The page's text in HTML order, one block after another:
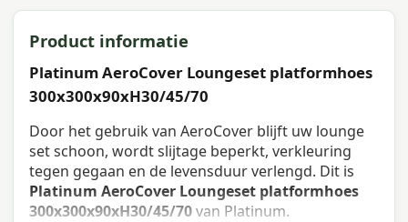
Product informatie
Platinum AeroCover Loungeset platformhoes
300x300x90xH30/45/70
Door het gebruik van AeroCover blijft uw lounge
set schoon, wordt slijtage beperkt, verkleuring
tegen gegaan en de levensduur verlengd. Dit is
Platinum AeroCover Loungeset platformhoes
300x300x90xH30/45/70van Platinum.